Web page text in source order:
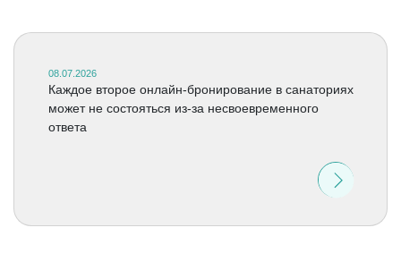
08.07.2026
Каждое второе онлайн-бронирование в санаториях
может не состояться из-за несвоевременного
ответа